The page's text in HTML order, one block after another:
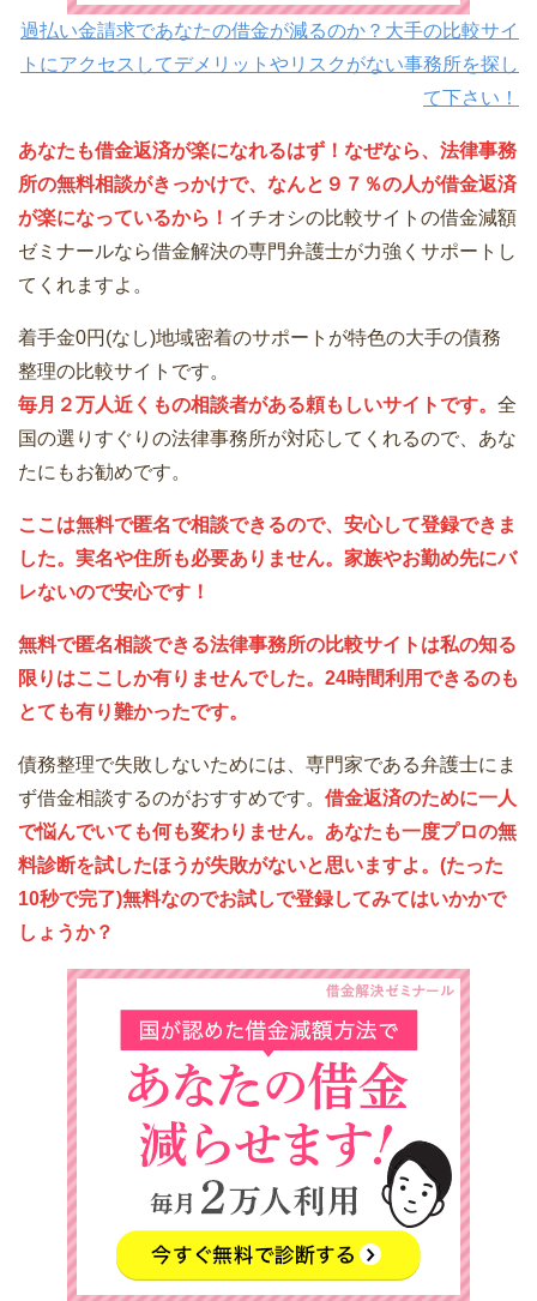
過払い金請求であなたの借金が減るのか？大手の比較サイ
トにアクセスしてデメリットやリスクがない事務所を探し
て下さい！
あなたも借金返済が楽になれるはず！なぜなら、法律事務
所の無料相談がきっかけで、なんと９７％の人が借金返済
が楽になっているから！ イチオシの比較サイトの借金減額
ゼミナールなら借金解決の専門弁護士が力強くサポートし
てくれますよ。
着手金0円(なし)地域密着のサポートが特色の大手の債務
整理の比較サイトです。
毎月２万人近くもの相談者がある頼もしいサイトです。 全
国の選りすぐりの法律事務所が対応してくれるので、あな
たにもお勧めです。
ここは無料で匿名で相談できるので、安心して登録できま
した。実名や住所も必要ありません。家族やお勤め先にバ
レないので安心です！
無料で匿名相談できる法律事務所の比較サイトは私の知る
限りはここしか有りませんでした。24時間利用できるのも
とても有り難かったです。
債務整理で失敗しないためには、専門家である弁護士にま
ず借金相談するのがおすすめです。 借金返済のために一人
で悩んでいても何も変わりません。あなたも一度プロの無
料診断を試したほうが失敗がないと思いますよ。(たった
10秒で完了)無料なのでお試しで登録してみてはいかかで
しょうか？